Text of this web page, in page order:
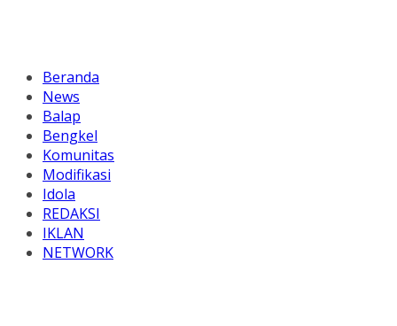
Beranda
News
Balap
Bengkel
Komunitas
Modifikasi
Idola
REDAKSI
IKLAN
NETWORK